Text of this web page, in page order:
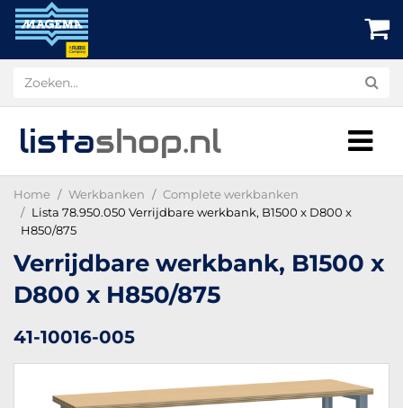
listashop.nl
Home Werkbanken
Complete werkbanken
Lista 78.950.050 Verrijdbare werkbank, B1500 x D800 x
H850/875
Verrijdbare werkbank, B1500 x
D800 x H850/875
41-10016-005